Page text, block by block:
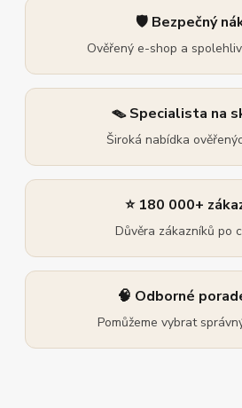
🛡️ Bezpečný
Ověřený e-shop a
🪤 Specialista na
Široká nabídka
⭐ 180 000+
Důvěra zákazníků po
🧠 Odborné
Pomůžeme vybrat